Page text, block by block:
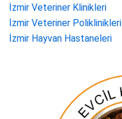
İzmir Veteriner Klinikleri
İzmir Veteriner Poliklinikleri
İzmir Hayvan Hastaneleri